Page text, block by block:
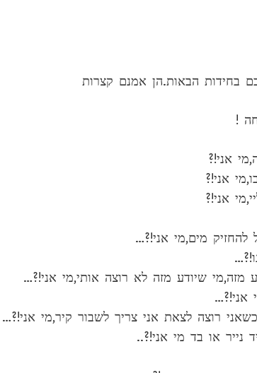
בחידות הבאות.הן אמנם קצרות
!